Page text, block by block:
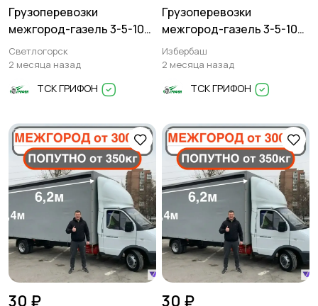
Грузоперевозки
межгород-газель 3-5-10
тонн
Светлогорск
2 месяца назад
ТСК ГРИФОН
Грузоперевозки
межгород-газель 3-5-10
тонн
Избербаш
2 месяца назад
ТСК ГРИФОН
30 ₽ 30 ₽